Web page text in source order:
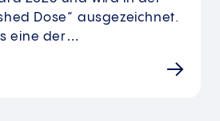
Dose“ ausgezeichnet.
eine der…